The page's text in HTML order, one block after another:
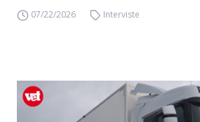
07/22/2026 Interviste